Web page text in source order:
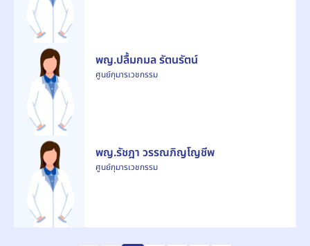
พญ.ปลื้มกมล รัตนรัตน์
ศูนย์กุมารเวชกรรม
พญ.รัชฎา วรรณภิญโญชีพ
ศูนย์กุมารเวชกรรม